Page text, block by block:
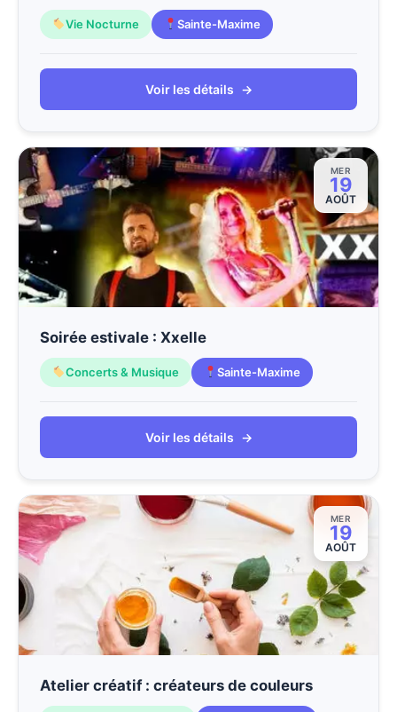
Vie Nocturne Sainte-Maxime
Voir les détails →
MER
19
AOÛT
Soirée estivale : Xxelle
Concerts & Musique Sainte-Maxime
Voir les détails →
MER
19
AOÛT
Atelier créatif : créateurs de couleurs